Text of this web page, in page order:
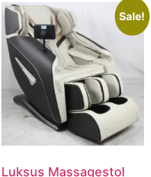
Sale!
Luksus Massagestol